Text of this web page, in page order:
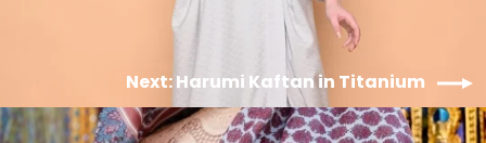
Next: Harumi Kaftan in Titanium